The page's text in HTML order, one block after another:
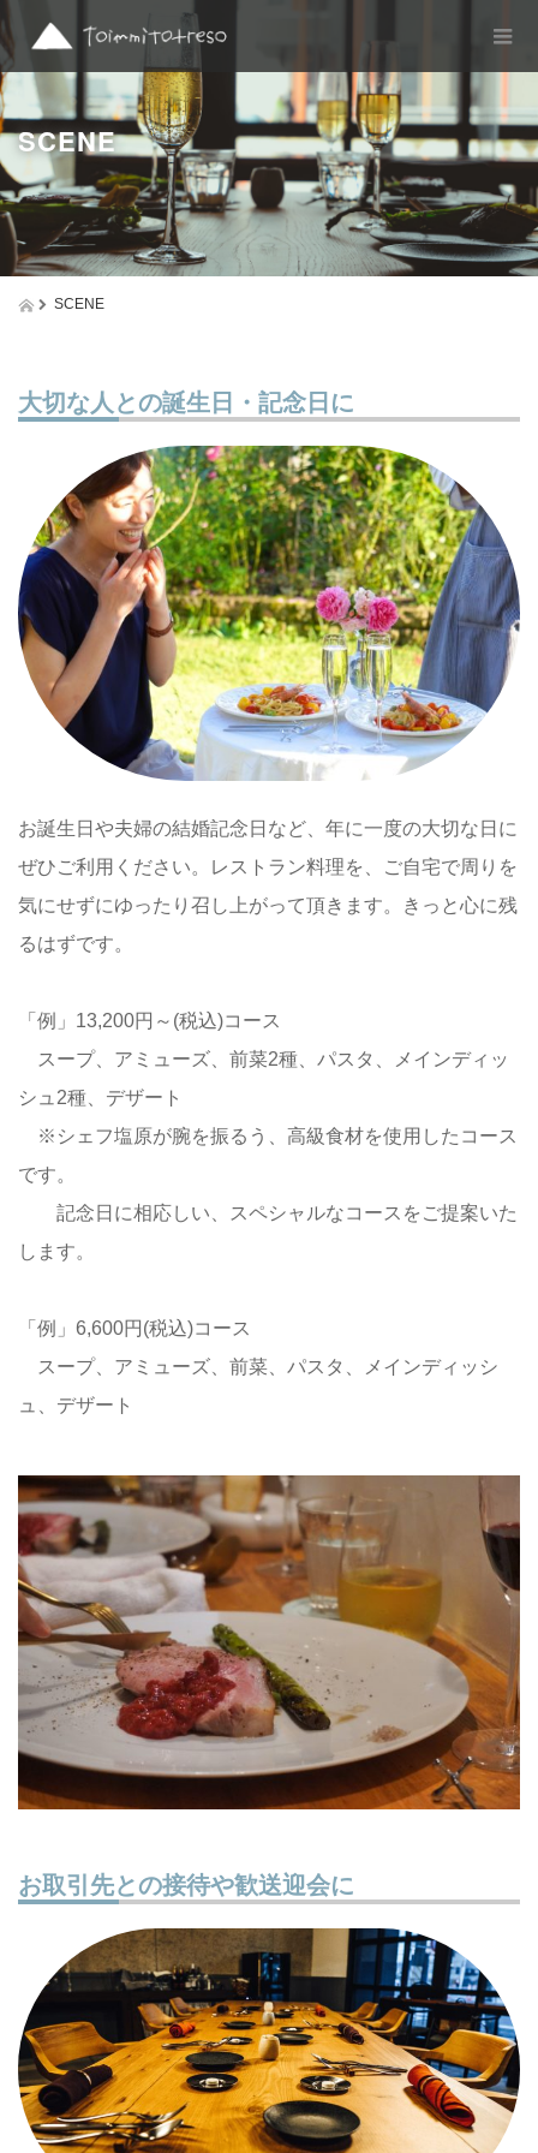
SCENE
SCENE
大切な人との誕生日・記念日に
お誕生日や夫婦の結婚記念日など、年に一度の大切な日に
ぜひご利用ください。レストラン料理を、ご自宅で周りを
気にせずにゆったり召し上がって頂きます。きっと心に残
るはずです。
「例」13,200円～(税込)コース
スープ、アミューズ、前菜2種、パスタ、メインディッ
シュ2種、デザート
※シェフ塩原が腕を振るう、高級食材を使用したコース
です。
記念日に相応しい、スペシャルなコースをご提案いた
します。
「例」6,600円(税込)コース
スープ、アミューズ、前菜、パスタ、メインディッシ
ュ、デザート
お取引先との接待や歓送迎会に